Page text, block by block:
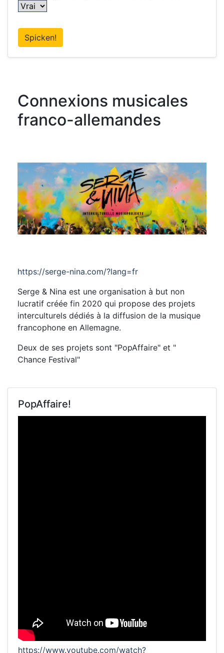
Spicken!
Connexions musicales
franco-allemandes
https://serge-nina.com/?lang=fr
Serge & Nina est une organisation à but non
lucratif créée fin 2020 qui propose des projets
interculturels dédiés à la diffusion de la musique
francophone en Allemagne.
Deux de ses projets sont "PopAffaire" et "
Chance Festival"
PopAffaire!
https://www.youtube.com/watch?